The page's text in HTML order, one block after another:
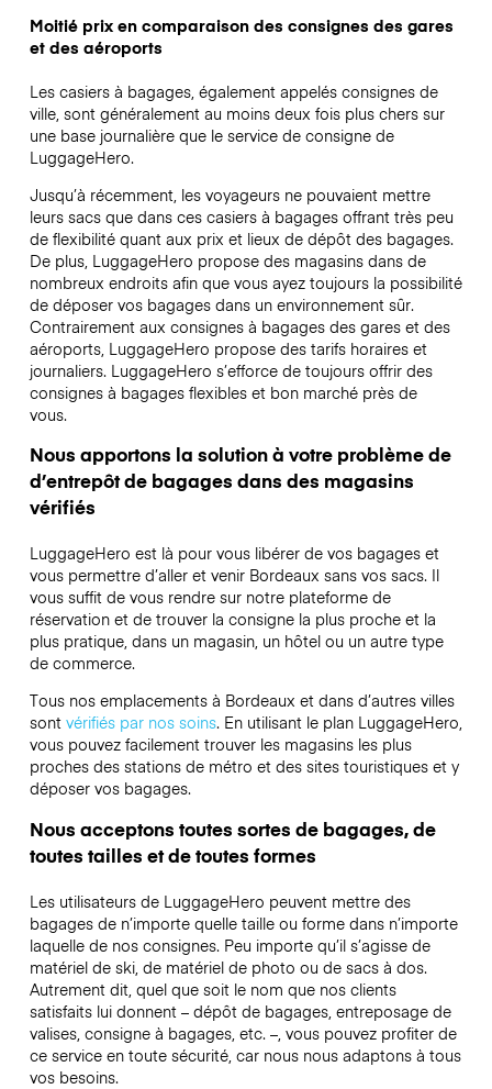
Moitié prix en comparaison des consignes des gares
et des aéroports
Les casiers à bagages, également appelés consignes de
ville, sont généralement au moins deux fois plus chers sur
une base journalière que le service de consigne de
LuggageHero.
Jusqu’à récemment, les voyageurs ne pouvaient mettre
leurs sacs que dans ces casiers à bagages offrant très peu
de flexibilité quant aux prix et lieux de dépôt des bagages.
De plus, LuggageHero propose des magasins dans de
nombreux endroits afin que vous ayez toujours la possibilité
de déposer vos bagages dans un environnement sûr.
Contrairement aux consignes à bagages des gares et des
aéroports, LuggageHero propose des tarifs horaires et
journaliers. LuggageHero s’efforce de toujours offrir des
consignes à bagages flexibles et bon marché près de
vous.
Nous apportons la solution à votre problème de
d’entrepôt de bagages dans des magasins
vérifiés
LuggageHero est là pour vous libérer de vos bagages et
vous permettre d’aller et venir Bordeaux sans vos sacs. Il
vous suffit de vous rendre sur notre plateforme de
réservation et de trouver la consigne la plus proche et la
plus pratique, dans un magasin, un hôtel ou un autre type
de commerce.
Tous nos emplacements à Bordeaux et dans d’autres villes
sont vérifiés par nos soins. En utilisant le plan LuggageHero,
vous pouvez facilement trouver les magasins les plus
proches des stations de métro et des sites touristiques et y
déposer vos bagages.
Nous acceptons toutes sortes de bagages, de
toutes tailles et de toutes formes
Les utilisateurs de LuggageHero peuvent mettre des
bagages de n’importe quelle taille ou forme dans n’importe
laquelle de nos consignes. Peu importe qu’il s’agisse de
matériel de ski, de matériel de photo ou de sacs à dos.
Autrement dit, quel que soit le nom que nos clients
satisfaits lui donnent – dépôt de bagages, entreposage de
valises, consigne à bagages, etc. –, vous pouvez profiter de
ce service en toute sécurité, car nous nous adaptons à tous
vos besoins.